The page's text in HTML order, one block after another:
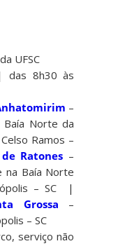
UFSC
das 8h30 às
–
Baía Norte da
Ramos –
Ratones –
na Baía Norte
– SC |
Grossa –
– SC
serviço não